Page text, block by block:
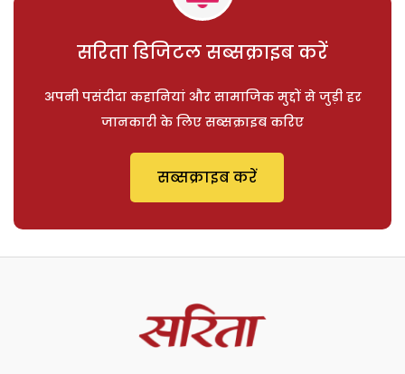
सरिता डिजिटल सब्सक्राइब करें
अपनी पसंदीदा कहानियां और सामाजिक मुद्दों से जुड़ी हर
जानकारी के लिए सब्सक्राइब करिए
सब्सक्राइब करें